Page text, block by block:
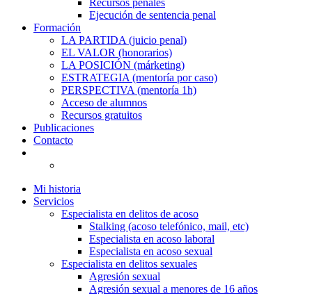
Recursos penales
Ejecución de sentencia penal
Formación
LA PARTIDA (juicio penal)
EL VALOR (honorarios)
LA POSICIÓN (márketing)
ESTRATEGIA (mentoría por caso)
PERSPECTIVA (mentoría 1h)
Acceso de alumnos
Recursos gratuitos
Publicaciones
Contacto
Mi historia
Servicios
Especialista en delitos de acoso
Stalking (acoso telefónico, mail, etc)
Especialista en acoso laboral
Especialista en acoso sexual
Especialista en delitos sexuales
Agresión sexual
Agresión sexual a menores de 16 años